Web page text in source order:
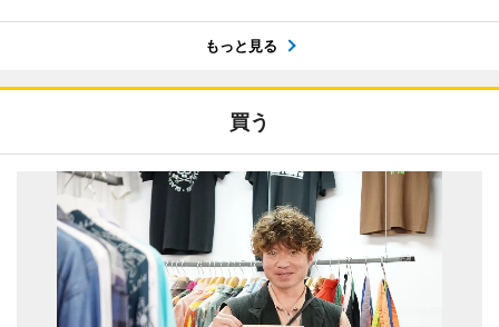
もっと見る
買う